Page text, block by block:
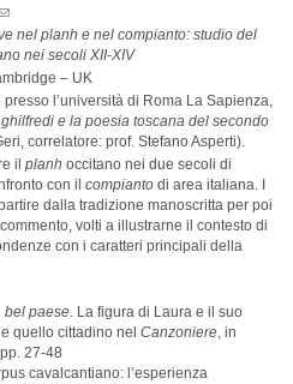
nel planh e nel compianto: studio del
nei secoli XII-XIV
– UK
l’università di Roma La Sapienza,
e la poesia toscana del secondo
correlatore: prof. Stefano Asperti).
il planh occitano nei due secoli di
con il compianto di area italiana. I
dalla tradizione manoscritta per poi
volti a illustrarne il contesto di
con i caratteri principali della
bel paese. La figura di Laura e il suo
quello cittadino nel Canzoniere, in
27-48
cavalcantiano: l’esperienza